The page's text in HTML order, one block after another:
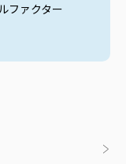
ファクター